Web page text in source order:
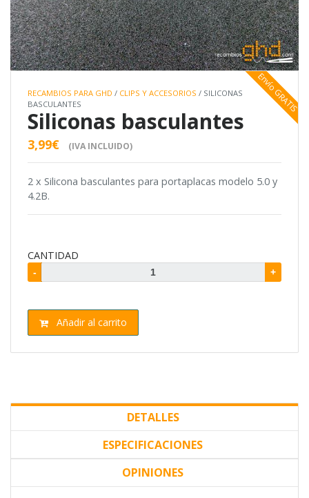
Envío GRATIS
RECAMBIOS PARA GHD / CLIPS Y ACCESORIOS / SILICONAS
BASCULANTES
Siliconas basculantes
3,99€ (IVA INCLUIDO)
2 x Silicona basculantes para portaplacas modelo 5.0 y
4.2B.
CANTIDAD
Añadir al carrito
DETALLES
ESPECIFICACIONES
OPINIONES